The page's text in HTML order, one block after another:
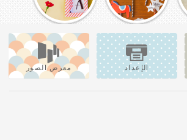
معرض الصور الإعداد